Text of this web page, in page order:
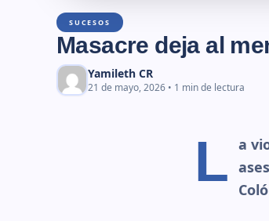
SUCESOS
Masacre deja al
Yamileth CR
21 de mayo, 2026 • 1 min de lectura
L a